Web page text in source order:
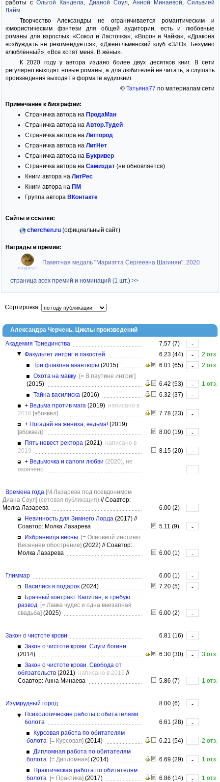
работы сОльгой Кандела, Дианой Соул, Анной Минаевой, Сильвией
Лайм.
Творчество Александры не ограничивается романтическим и
юмористическим фэнтези для общей аудитории, есть и любовные
романы для взрослых: «Сокол и Ласточка», «Ворон и Чайка», «Дракона
возбуждать не рекомендуется», «Джентльменский клуб «ЗЛО». Безумно
влюблённый», «Все хотят меня. В жёны».
К 2020 году у автора издано более двух десятков книг. В сети
регулярно выходят новые романы, а для любителей не читать, а слушать
произведения выходят в формате аудиокниг.
© Татьяна77 по материалам сети
Примечание к биографии:
Страничка автора на ПродаМан
Страничка автора на Автор.Тудей
Страничка автора на Литгород
Страничка автора на ЛитНет
Страничка автора на Букривер
Страничка автора на Самиздат (не обновляется)
Книги автора на ЛитРес
Книги автора на ПМ
Группа автора ВКонтакте
Сайты и ссылки:
cherchen.ru(официальный сайт)
Награды и премии:
лауреат
Памятная медаль "Мариэтта Сергеевна Шагинян", 2020
страница всех премий и номинаций (1 шт.) >>
Сортировка:
Александра Черчень. Циклы произведений
Академия Триединства
7.57 (7)
-
Факультет интриг и пакостей
6.23 (44) -
2 отз.
Три флакона авантюры (2015) 6.01 (65) -
2 отз.
Охота на мавку [= В паутине интриг]
(2015)
6.42 (53) -
1 отз.
Тайна василиска (2016) 6.32 (37)
-
+ Ведьма против мага (2019), написано в
2018 [вбоквел] 7.78 (23)
-
+ Погадай на жениха, ведьма! (2019)
[вбоквел]
8.00 (19)
-
Пять невест ректора (2021), написано в
2019
8.15 (20)
-
+ Ведьмочка и сапоги любви (2020), не
окончено
Времена года [М.Лазарева под псевдонимом
Диана Соул] (сетевая публикация) //Соавтор:
Молка Лазарева
6.00 (2)
-
Невинность для Зимнего Лорда (2017) //
Соавтор: Молка Лазарева
5.11 (9)
-
Избранница весны
[= Основной инстинкт.
Весеннее обострение] (2022) //Соавтор:
Молка Лазарева
6.00 (1) -
Глиммар 6.00 (1)
-
Василиск в подарок (2024) 7.20 (5)
-
Брачный контракт. Капитан, я требую
развод [= Лавка чудес и одна внезапная
свадьба] (2025) 6.00 (2) -
Закон о чистоте крови 6.81 (16)
-
Закон о чистоте крови. Слуги богини
(2014)
6.30 (30) -
3 отз.
Закон о чистоте крови. Свобода от
обязательств (2021), написано в 2019 //
Соавтор: Анна Минаева
5.86 (7) - 1 отз.
Изумрудный город 8.00 (6)
-
Психологические работы с обитателями
болота
6.61 (28)
-
Курсовая работа по обитателям
болота [= Курсовая] (2014) 6.21 (54) -
2 отз.
Дипломная работа по обитателям
болота [= Дипломная] (2014) 6.69 (29) -
1 отз.
Практическая работа по обитателям
болота [= Практика] (2017) 6.86 (14) - 1 отз.